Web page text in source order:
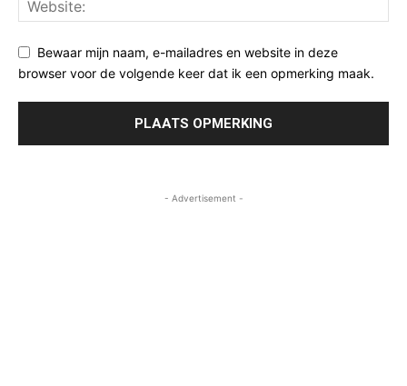
Bewaar mijn naam, e-mailadres en website in deze
browser voor de volgende keer dat ik een opmerking maak.
- Advertisement -